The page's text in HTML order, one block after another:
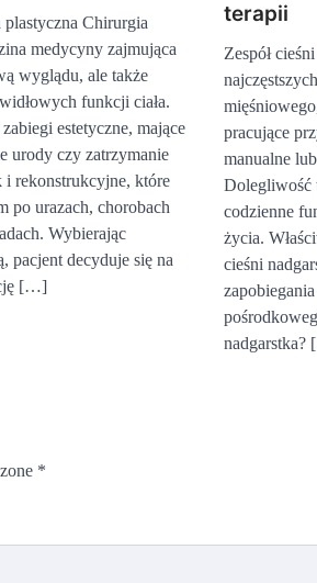
Chirurgia
medycyny zajmująca
wyglądu, ale także
funkcji ciała.
estetyczne, mające
urody czy zatrzymanie
i rekonstrukcyjne, które
po urazach, chorobach
Wybierając
pacjent decyduje się na
[…]
terapii
Zespół
pracujące
manualne
Dolegliwość
codzienne
życia.
cieśni
*